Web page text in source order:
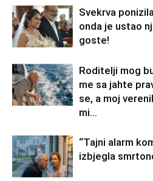
Svekrva
onda je ustao
goste!
Roditelji mog
me sa jahte
se, a moj
mi...
“Tajni alarm
izbjegla